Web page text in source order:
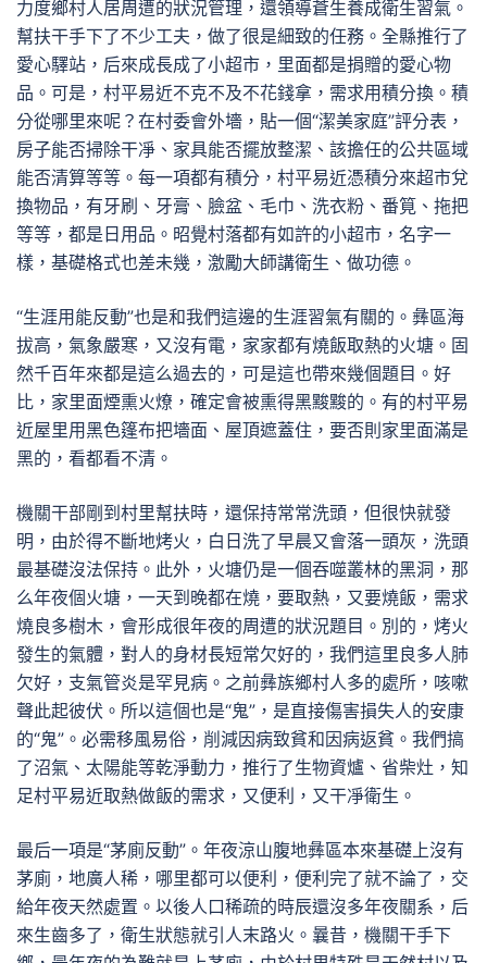
力度鄉村人居周遭的狀況管理，還領導蒼生養成衛生習氣。
幫扶干手下了不少工夫，做了很是細致的任務。全縣推行了
愛心驛站，后來成長成了小超市，里面都是捐贈的愛心物
品。可是，村平易近不克不及不花錢拿，需求用積分換。積
分從哪里來呢？在村委會外墻，貼一個“潔美家庭”評分表，
房子能否掃除干凈、家具能否擺放整潔、該擔任的公共區域
能否清算等等。每一項都有積分，村平易近憑積分來超市兌
換物品，有牙刷、牙膏、臉盆、毛巾、洗衣粉、番筧、拖把
等等，都是日用品。昭覺村落都有如許的小超市，名字一
樣，基礎格式也差未幾，激勵大師講衛生、做功德。
“生涯用能反動”也是和我們這邊的生涯習氣有關的。彝區海
拔高，氣象嚴寒，又沒有電，家家都有燒飯取熱的火塘。固
然千百年來都是這么過去的，可是這也帶來幾個題目。好
比，家里面煙熏火燎，確定會被熏得黑黢黢的。有的村平易
近屋里用黑色篷布把墻面、屋頂遮蓋住，要否則家里面滿是
黑的，看都看不清。
機關干部剛到村里幫扶時，還保持常常洗頭，但很快就發
明，由於得不斷地烤火，白日洗了早晨又會落一頭灰，洗頭
最基礎沒法保持。此外，火塘仍是一個吞噬叢林的黑洞，那
么年夜個火塘，一天到晚都在燒，要取熱，又要燒飯，需求
燒良多樹木，會形成很年夜的周遭的狀況題目。別的，烤火
發生的氣體，對人的身材長短常欠好的，我們這里良多人肺
欠好，支氣管炎是罕見病。之前彝族鄉村人多的處所，咳嗽
聲此起彼伏。所以這個也是“鬼”，是直接傷害損失人的安康
的“鬼”。必需移風易俗，削減因病致貧和因病返貧。我們搞
了沼氣、太陽能等乾淨動力，推行了生物資爐、省柴灶，知
足村平易近取熱做飯的需求，又便利，又干凈衛生。
最后一項是“茅廁反動”。年夜涼山腹地彝區本來基礎上沒有
茅廁，地廣人稀，哪里都可以便利，便利完了就不論了，交
給年夜天然處置。以後人口稀疏的時辰還沒多年夜關系，后
來生齒多了，衛生狀態就引人末路火。曩昔，機關干手下